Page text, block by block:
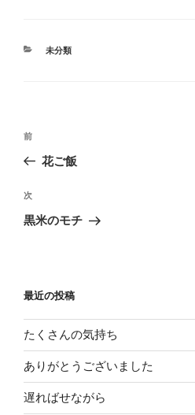
カ
未分類
投
ビ
ゲ
ン
前
の
稿
前
花ご飯
次
の
次
黒米のモチ
最近の投稿
たくさんの気持ち
ありがとうございました
遅ればせながら